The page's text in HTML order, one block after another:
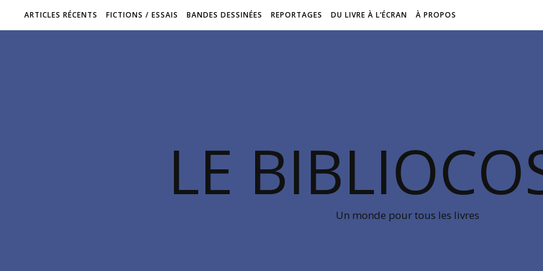
ARTICLES RÉCENTS FICTIONS / ESSAIS BANDES DESSINÉES REPORTAGES DU LIVRE À L’ÉCRAN À PROPOS
LE
Un monde pour tous les livres